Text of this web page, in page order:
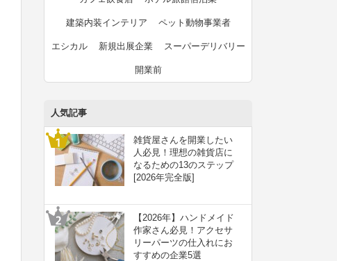
建築内装インテリア ペット動物事業者
エシカル 新規出展企業 スーパーデリバリー
開業前
人気記事
雑貨屋さんを開業したい
人必見！理想の雑貨店に
なるための13のステップ
[2026年完全版]
【2026年】ハンドメイド
作家さん必見！アクセサ
リーパーツの仕入れにお
すすめの企業5選